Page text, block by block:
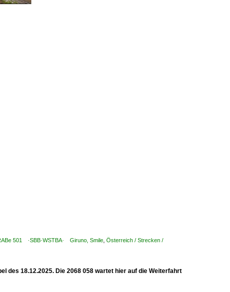
501 ·SBB·WSTBA· Giruno, Smile Österreich / Strecken /
des 18.12.2025. Die 2068 058 wartet hier auf die Weiterfahrt